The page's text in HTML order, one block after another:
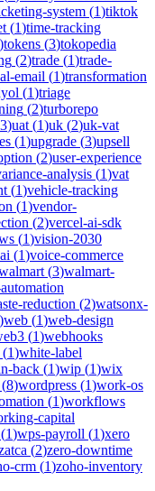
system (1)tiktok
(1)time-tracking
)tokens (3)tokopedia
(2)trade (1)trade-
email (1)transformation
(1)triage
(2)turborepo
3)uat (1)uk (2)uk-vat
(1)upgrade (3)upsell
(2)user-experience
analysis (1)vat
(1)vehicle-tracking
(1)vendor-
(2)vercel-ai-sdk
(1)vision-2030
(1)voice-commerce
(3)walmart-
reduction (2)watsonx-
)web (1)web-design
(1)webhooks
(1)white-label
back (1)wip (1)wix
(8)wordpress (1)work-os
(1)workflows
capital
(1)wps-payroll (1)xero
(2)zero-downtime
crm (1)zoho-inventory